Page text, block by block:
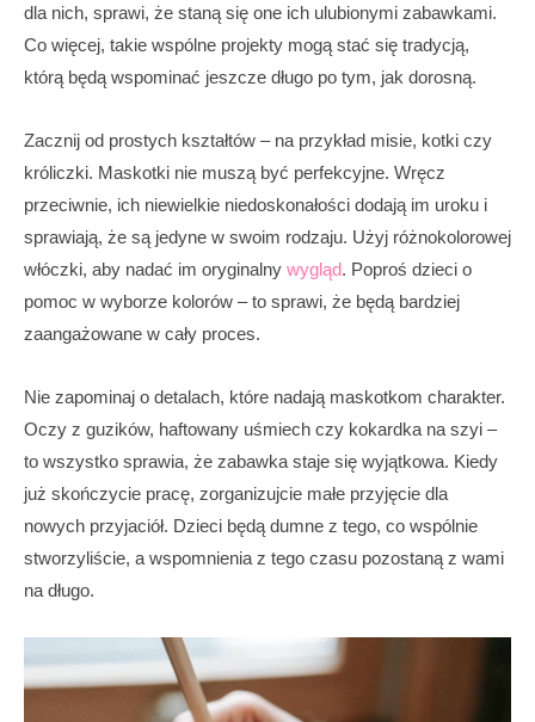
dla nich, sprawi, że staną się one ich ulubionymi zabawkami.
Co więcej, takie wspólne projekty mogą stać się tradycją,
którą będą wspominać jeszcze długo po tym, jak dorosną.
Zacznij od prostych kształtów – na przykład misie, kotki czy
króliczki. Maskotki nie muszą być perfekcyjne. Wręcz
przeciwnie, ich niewielkie niedoskonałości dodają im uroku i
sprawiają, że są jedyne w swoim rodzaju. Użyj różnokolorowej
włóczki, aby nadać im oryginalny wygląd. Poproś dzieci o
pomoc w wyborze kolorów – to sprawi, że będą bardziej
zaangażowane w cały proces.
Nie zapominaj o detalach, które nadają maskotkom charakter.
Oczy z guzików, haftowany uśmiech czy kokardka na szyi –
to wszystko sprawia, że zabawka staje się wyjątkowa. Kiedy
już skończycie pracę, zorganizujcie małe przyjęcie dla
nowych przyjaciół. Dzieci będą dumne z tego, co wspólnie
stworzyliście, a wspomnienia z tego czasu pozostaną z wami
na długo.